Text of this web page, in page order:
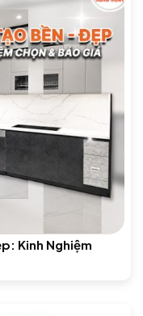
Kinh Nghiệm